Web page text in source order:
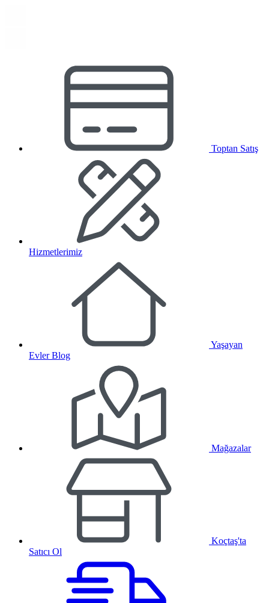
Toptan Satış
Hizmetlerimiz
Yaşayan
Evler Blog
Mağazalar
Koçtaş'ta
Satıcı Ol